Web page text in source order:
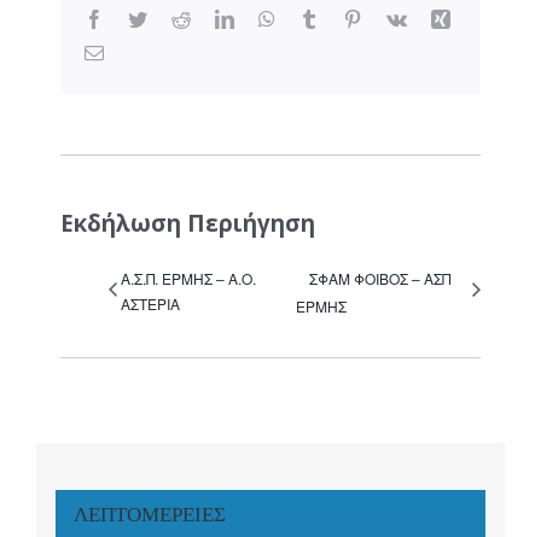
Facebook
TwitterRedditLinkedInWhatsApp
Tumblr Pinterest
Vk
Xing
Email
Εκδήλωση Περιήγηση
Α.Σ.Π. ΕΡΜΗΣ – Α.Ο.
ΑΣΤΕΡΙΑ
ΣΦΑΜ ΦΟΙΒΟΣ – ΑΣΠ
ΕΡΜΗΣ
ΛΕΠΤΟΜΈΡΕΙΕΣ